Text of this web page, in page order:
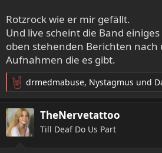
Rotzrock wie er mir gefällt.
Und live scheint die Band
oben stehenden Berichten nach
Aufnahmen die es gibt.
R
e
a
k
t
drmedmabuse, Nystagmus und
TheNervetattoo
Till Deaf Do Us Part